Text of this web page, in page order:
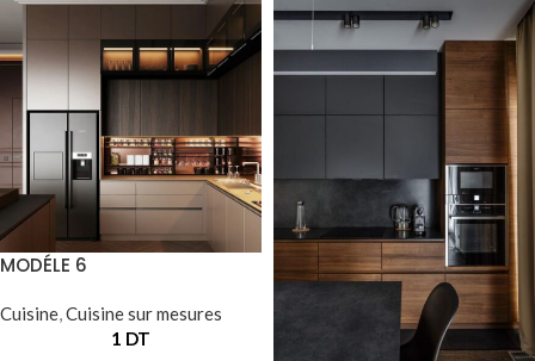
MODÉLE 6
Cuisine,Cuisine sur mesures
1 DT